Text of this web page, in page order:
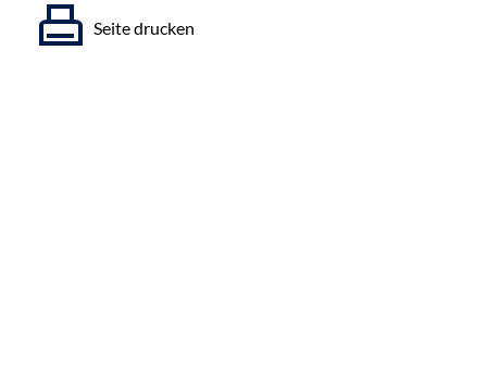
Seite drucken